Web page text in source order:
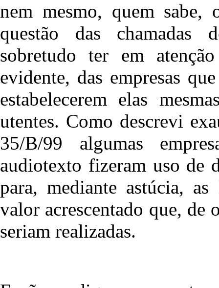
nem mesmo, quem
questão das chamadas
sobretudo ter em
evidente, das empresas
estabelecerem elas
utentes. Como descrevi
35/B/99 algumas
audiotexto fizeram uso de
para, mediante astúcia,
valor acrescentado que, de
seriam realizadas.